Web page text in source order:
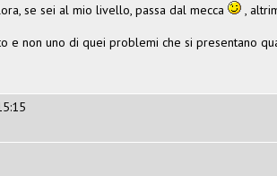
se sei al mio livello, passa dal mecca
,
e non uno di quei problemi che si presentano